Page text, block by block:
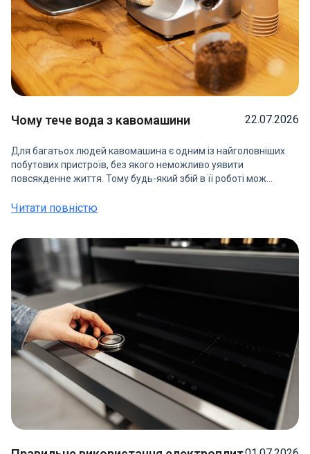
Чому тече вода з кавомашини 22.07.2026
Для багатьох людей кавомашина є одним із найголовніших
побутових пристроїв, без якого неможливо уявити
повсякденне життя. Тому будь-який збій в її роботі мож...
Читати повністю